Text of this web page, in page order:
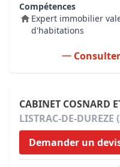
Compétences
Expert immobilier
d'habitations
CABINET COSNARD
LISTRAC-DE-DUREZE
Demander un